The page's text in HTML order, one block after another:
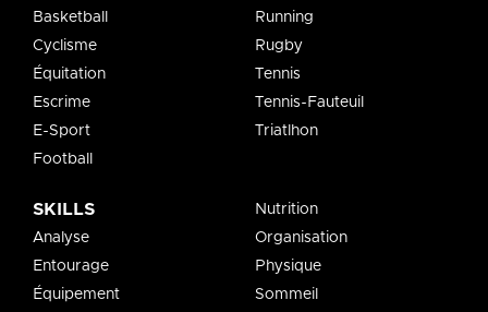
Basketball
Cyclisme
Équitation
Escrime
E-Sport
Football
Running
Rugby
Tennis
Tennis-Fauteuil
Triatlhon
SKILLS
Analyse
Entourage
Équipement
Nutrition
Organisation
Physique
Sommeil